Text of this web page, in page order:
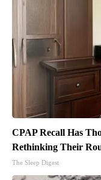
CPAP Recall Has
Rethinking Their
The Sleep Digest